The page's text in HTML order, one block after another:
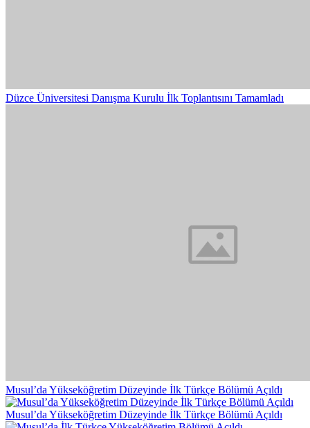
Düzce Üniversitesi Danışma Kurulu İlk Toplantısını Tamamladı
Musul’da Yükseköğretim Düzeyinde İlk Türkçe Bölümü Açıldı
Musul’da Yükseköğretim Düzeyinde İlk Türkçe Bölümü Açıldı